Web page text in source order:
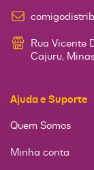
Rua Vicente
Cajuru,
Ajuda e Suporte
Quem Somos
Minha conta